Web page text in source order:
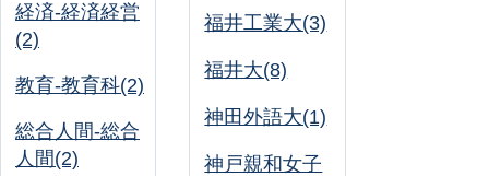
経済-経済経営
(2)
教育-教育科(2)
総合人間-総合
人間(2)
福井工業大(3)
福井大(8)
神田外語大(1)
神戸親和女子